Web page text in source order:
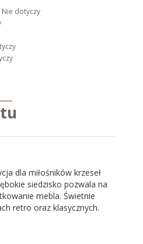
Nie dotyczy
dla miłośników krzeseł
siedzisko pozwala na
mebla. Świetnie
retro oraz klasycznych.